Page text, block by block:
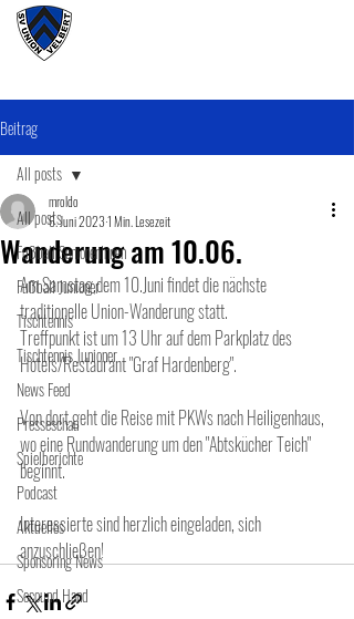
Beitrag
All posts
Fußball SeniorenInnen
Fußball Junioner
Tischtennis
Tischtennis Junioner
News Feed
Presseschau
Spielberichte
Podcast
Aktuelles
Sponsoring News
Secound Hand
All posts
Wanderung am 10.06.
mroldo
6. Juni 20231 Min. Lesezeit
Am Samstag,dem 10.Juni findet die nächste
traditionelle Union-Wanderung statt.
Treffpunkt ist um 13 Uhr auf dem Parkplatz des
Hotels/Restaurant "Graf Hardenberg".
Von dort geht die Reise mit PKWs nach Heiligenhaus,
wo eine Rundwanderung um den "Abtskücher Teich"
beginnt.
Interessierte sind herzlich eingeladen, sich
anzuschließen!